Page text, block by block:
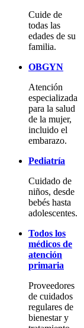
Cuide de
todas las
edades de su
familia.
OBGYN
Atención
especializada
para la salud
de la mujer,
incluido el
embarazo.
Pediatría
Cuidado de
niños, desde
bebés hasta
adolescentes.
Todos los
médicos de
atención
primaria
Proveedores
de cuidados
regulares de
bienestar y